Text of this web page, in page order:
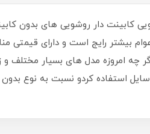
کابینت دار روشویی های
بیشتر رایج است و دارای
چه امروزه مدل های بسیار مختلف
استفاده کردو نسبت به نوع